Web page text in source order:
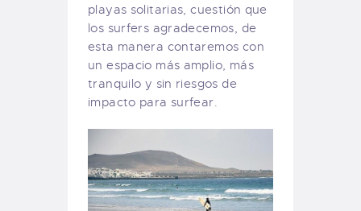
playas solitarias, cuestión que
los surfers agradecemos, de
esta manera contaremos con
un espacio más amplio, más
tranquilo y sin riesgos de
impacto para surfear.